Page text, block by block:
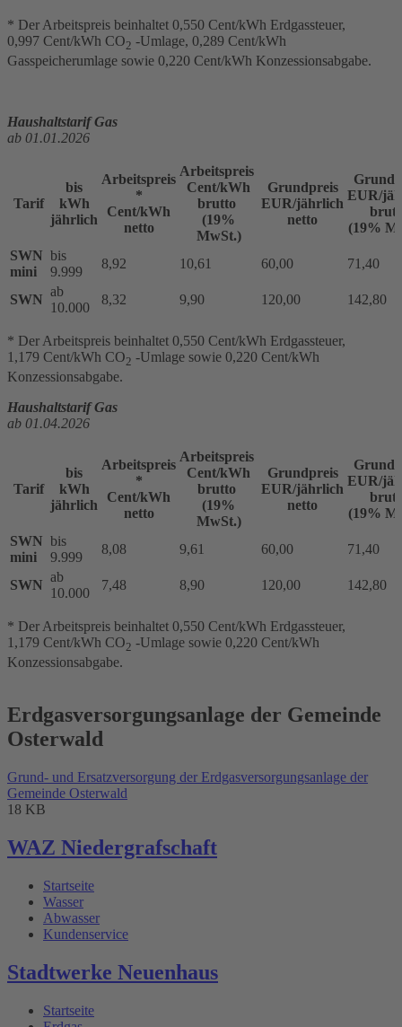
* Der Arbeitspreis beinhaltet 0,550 Cent/kWh Erdgassteuer,
0,997 Cent/kWh CO2 -Umlage, 0,289 Cent/kWh
Gasspeicherumlage sowie 0,220 Cent/kWh Konzessionsabgabe.
Haushaltstarif Gas
ab 01.01.2026
Tarif
bis
kWh
jährlich
Arbeitspreis
*
Cent/kWh
netto
Arbeitspreis
Cent/kWh
brutto
(19%
MwSt.)
Grundpreis
EUR/jährlich
netto
EUR/
(19%
SWN
mini
bis
9.999
8,92 10,61 60,00 71,40
SWN
ab
10.000
8,32 9,90 120,00 142,80
* Der Arbeitspreis beinhaltet 0,550 Cent/kWh Erdgassteuer,
1,179 Cent/kWh CO2 -Umlage sowie 0,220 Cent/kWh
Konzessionsabgabe.
Haushaltstarif Gas
ab 01.04.2026
Tarif
bis
kWh
jährlich
Arbeitspreis
*
Cent/kWh
netto
Arbeitspreis
Cent/kWh
brutto
(19%
MwSt.)
Grundpreis
EUR/jährlich
netto
EUR/
(19%
SWN
mini
bis
9.999
8,08 9,61 60,00 71,40
SWN
ab
10.000
7,48 8,90 120,00 142,80
* Der Arbeitspreis beinhaltet 0,550 Cent/kWh Erdgassteuer,
1,179 Cent/kWh CO2 -Umlage sowie 0,220 Cent/kWh
Konzessionsabgabe.
Erdgasversorgungsanlage der Gemeinde
Osterwald
Grund- und Ersatzversorgung der Erdgasversorgungsanlage der
Gemeinde Osterwald
18 KB
WAZ Niedergrafschaft
Startseite
Wasser
Abwasser
Kundenservice
Stadtwerke Neuenhaus
Startseite